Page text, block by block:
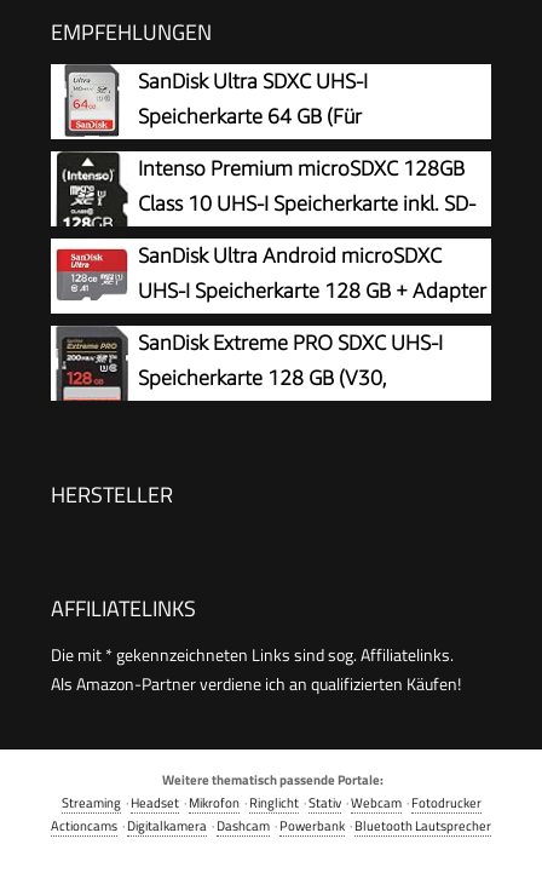
EMPFEHLUNGEN
SanDisk Ultra SDXC UHS-I
Speicherkarte 64 GB (Für
Kompaktkameras der Einstiegs- und
Mittelklasse, Full HD-Videos, U1, C10,V10, bis
140 MB/s Lesegeschwindigkeit, 10 Jahre
Garantie)
Intenso Premium microSDXC 128GB
Class 10 UHS-I Speicherkarte inkl. SD-
Adapter (bis zu 90 MB/s), schwarz
SanDisk Ultra Android microSDXC
UHS-I Speicherkarte 128 GB + Adapter
(Für Smartphones und Tablets, A1,
Class 10, U1, Full HD-Videos, bis zu 140 MB/s
Lesegeschwindigkeit) single Pack
SanDisk Extreme PRO SDXC UHS-I
Speicherkarte 128 GB (V30,
Technologie, temperaturbeständig)
HERSTELLER
AFFILIATELINKS
Die mit * gekennzeichneten Links sind sog. Affiliatelinks.
Als Amazon-Partner verdiene ich an qualifizierten Käufen!
Weitere thematisch passende Portale:
Streaming·Headset·Mikrofon·Ringlicht·Stativ·Webcam·Fotodrucker
Actioncams ·Digitalkamera ·Dashcam ·Powerbank ·Bluetooth Lautsprecher